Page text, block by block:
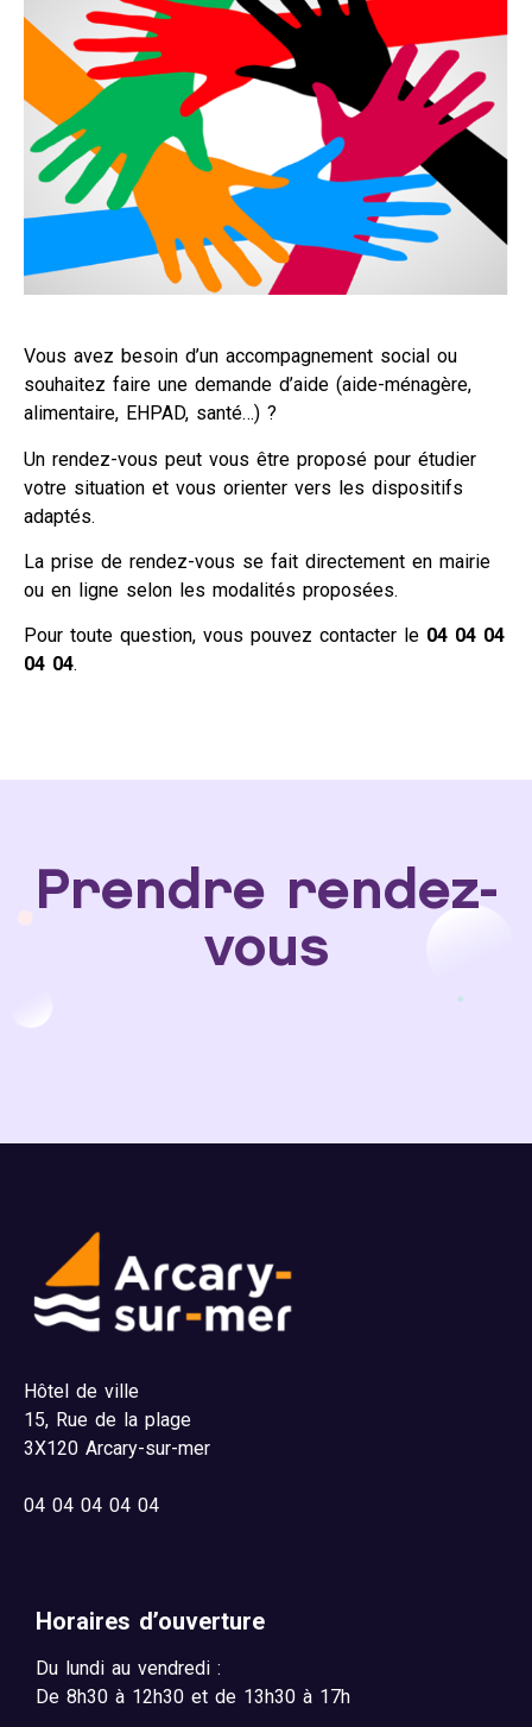
Vous avez besoin d’un accompagnement social ou
souhaitez faire une demande d’aide (aide-ménagère,
alimentaire, EHPAD, santé…) ?
Un rendez-vous peut vous être proposé pour étudier
votre situation et vous orienter vers les dispositifs
adaptés.
La prise de rendez-vous se fait directement en mairie
ou en ligne selon les modalités proposées.
Pour toute question, vous pouvez contacter le 04 04 04
04 04.
Prendre rendez-
vous
Hôtel de ville
15, Rue de la plage
3X120 Arcary-sur-mer
04 04 04 04 04
Horaires d’ouverture
Du lundi au vendredi :
De 8h30 à 12h30 et de 13h30 à 17h